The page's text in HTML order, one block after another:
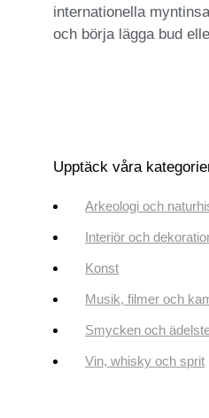
internationella
och börja lägga bud
Upptäck våra
Arkeologi och
Interiör och
Konst
Musik, filmer och
Smycken och
Vin, whisky och sprit